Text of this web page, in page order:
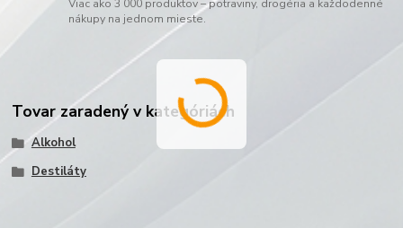
Viac ako 3 000 produktov – potraviny, drogéria a každodenné
nákupy na jednom mieste.
Tovar zaradený v kategóriách
Alkohol
Destiláty